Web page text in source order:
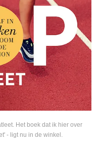
Het boek dat ik hier over
- ligt nu in de winkel.